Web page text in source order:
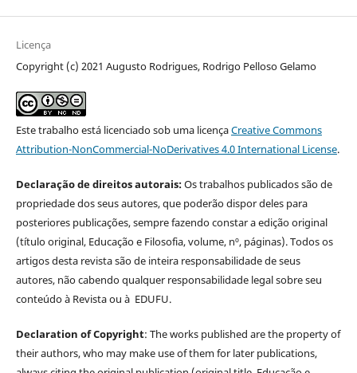
Licença
Copyright (c) 2021 Augusto Rodrigues, Rodrigo Pelloso Gelamo
Este trabalho está licenciado sob uma licençaCreative Commons
Attribution-NonCommercial-NoDerivatives 4.0 International License.
Declaração de direitos autorais:Os trabalhos publicados são de
propriedade dos seus autores, que poderão dispor deles para
posteriores publicações, sempre fazendo constar a edição original
(título original, Educação e Filosofia, volume, nº, páginas). Todos os
artigos desta revista são de inteira responsabilidade de seus
autores, não cabendo qualquer responsabilidade legal sobre seu
conteúdo à Revista ou à EDUFU.
Declaration of Copyright: The works published are the property of
their authors, who may make use of them for later publications,